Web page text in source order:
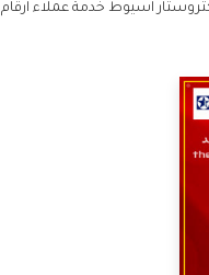
اسيوط خدمة عملاء